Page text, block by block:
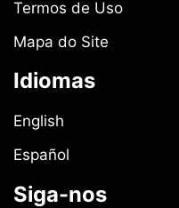
Termos de Uso
Mapa do Site
Idiomas
English
Español
Siga-nos